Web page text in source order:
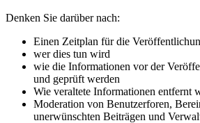
Denken Sie darüber nach:
Einen Zeitplan für die
wer dies tun wird
wie die Informationen vor der
und geprüft werden
Wie veraltete Informationen entfernt
Moderation von Benutzerforen,
unerwünschten Beiträgen und